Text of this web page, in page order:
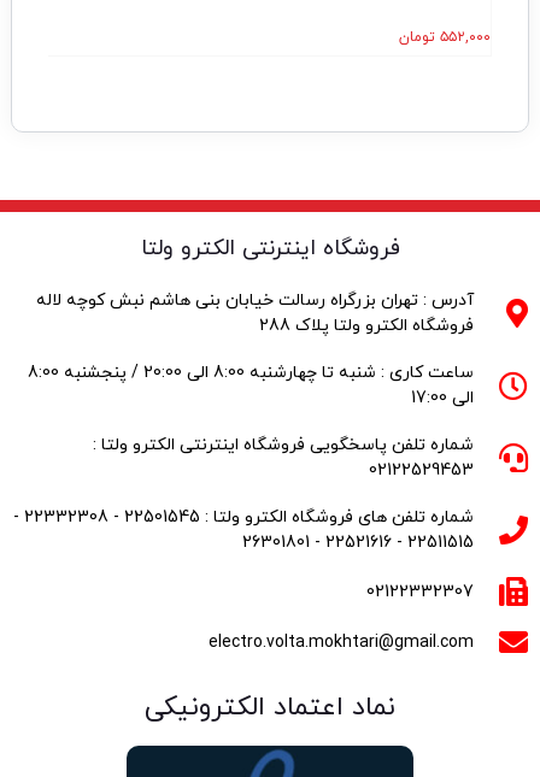
۵۵۲,۰۰۰ تومان
فروشگاه اینترنتی الکترو ولتا
آدرس : تهران بزرگراه رسالت خیابان بنی هاشم نبش کوچه لاله
فروشگاه الکترو ولتا پلاک 288
ساعت کاری : شنبه تا چهارشنبه 8:00 الی 20:00 / پنجشنبه 8:00
الی 17:00
شماره تلفن پاسخگویی فروشگاه اینترنتی الکترو ولتا :
02122529453
شماره تلفن های فروشگاه الکترو ولتا : 22501545 - 22332308 -
22511515 - 22521616 - 26301801
02122332307
electro.volta.mokhtari@gmail.com
نماد اعتماد الکترونیکی